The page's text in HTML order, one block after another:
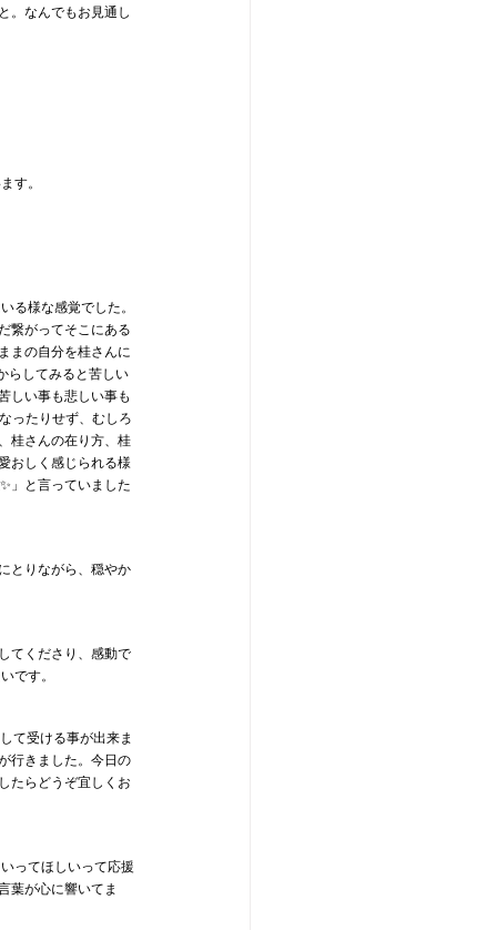
。なんでもお見通し
す。
る様な感覚でした。
繋がってそこにある
まの自分を桂さんに
らしてみると苦しい
しい事も悲しい事も
ったりせず、むしろ
桂さんの在り方、桂
おしく感じられる様
」と言っていました
とりながら、穏やか
てくださり、感動で
です。
て受ける事が出来ま
行きました。今日の
たらどうぞ宜しくお
ってほしいって応援
葉が心に響いてま